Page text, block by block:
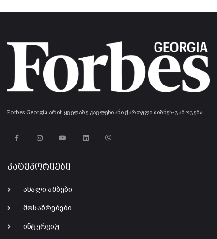
Forbes Georgia არის ყველაზე გავლენიანი ქართული ბიზნეს-გამოცემა.
კატეგორიები
ახალი ამბები
მოსაზრებები
ინტერვიუ